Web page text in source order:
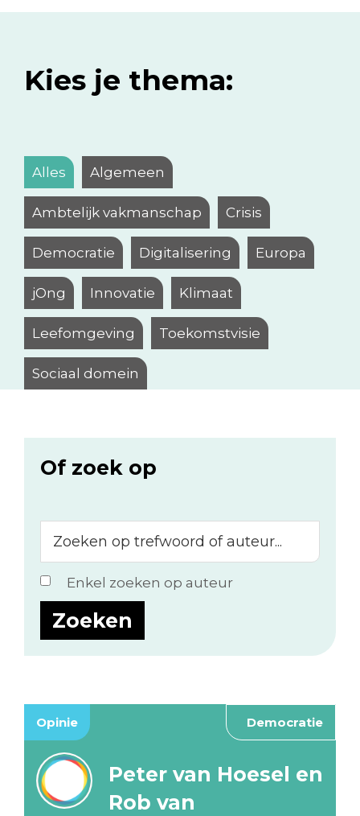
Kies je thema:
Alles Algemeen
Ambtelijk vakmanschap Crisis
Democratie Digitalisering Europa
jOng Innovatie Klimaat
Leefomgeving Toekomstvisie
Sociaal domein
Of zoek op
op
trefwoord
of
auteur...
Enkel zoeken op auteur
Opinie Democratie
Peter van Hoesel en
Rob van